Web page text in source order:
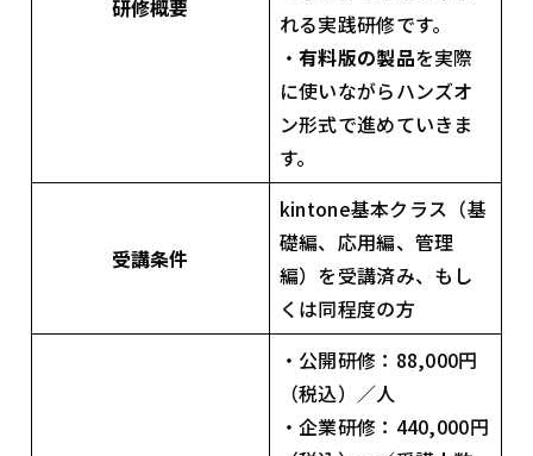
研修概要
れる実践研修です。
・ 有料版の製品を実際
に使いながらハンズオ
ン形式で進めていきま
す。
受講条件
kintone基本クラス（基
礎編、応用編、管理
編）を受講済み、もし
くは同程度の方
・公開研修：88,000円
（税込）／人
・企業研修：440,000円